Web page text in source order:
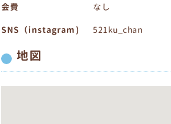
会費 なし
SNS（instagram) 521ku_chan
地図